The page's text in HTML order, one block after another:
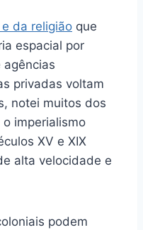
da religião que
espacial por
privadas voltam
notei muitos dos
imperialismo
XV e XIX
alta velocidade e
podem